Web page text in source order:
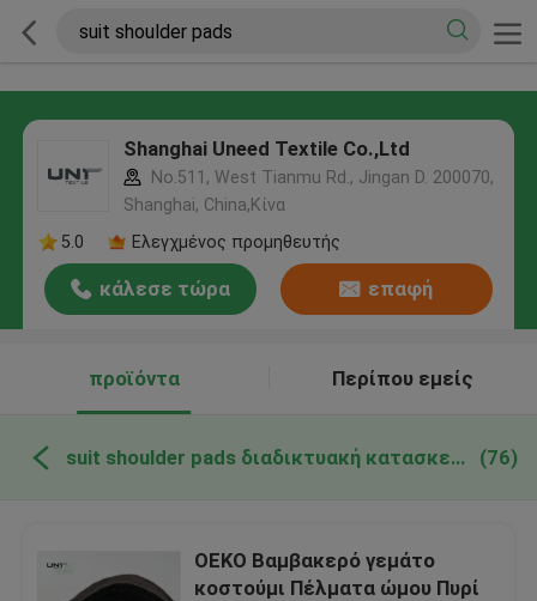
Shanghai Uneed Textile Co.,Ltd
No.511, West Tianmu Rd., Jingan D. 200070,
Shanghai, China,Κίνα
5.0
Ελεγχμένος προμηθευτής
κάλεσε τώρα επαφή
προϊόντα Περίπου εμείς
suit shoulder pads διαδικτυακή κατασκευή (76)
OEKO Βαμβακερό γεμάτο
κοστούμι Πέλματα ώμου Πυρί